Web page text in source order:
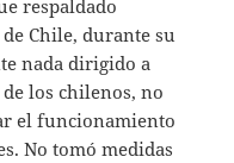
respaldado
Chile, durante su
nada dirigido a
los chilenos, no
el funcionamiento
No tomó medidas